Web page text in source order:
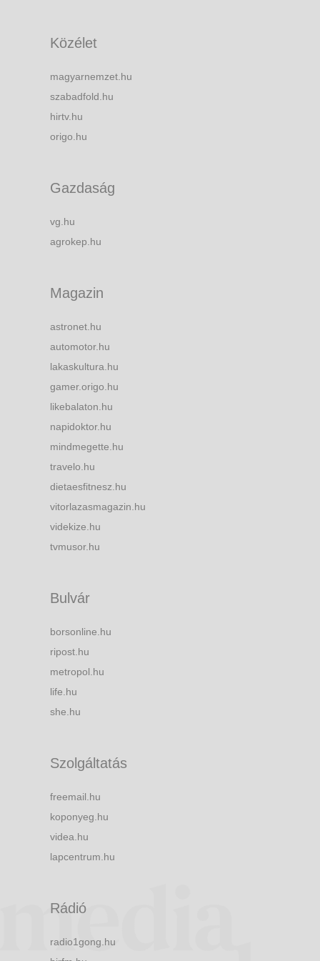
Közélet
magyarnemzet.hu
szabadfold.hu
hirtv.hu
origo.hu
Gazdaság
vg.hu
agrokep.hu
Magazin
astronet.hu
automotor.hu
lakaskultura.hu
gamer.origo.hu
likebalaton.hu
napidoktor.hu
mindmegette.hu
travelo.hu
dietaesfitnesz.hu
vitorlazasmagazin.hu
videkize.hu
tvmusor.hu
Bulvár
borsonline.hu
ripost.hu
metropol.hu
life.hu
she.hu
Szolgáltatás
freemail.hu
koponyeg.hu
videa.hu
lapcentrum.hu
Rádió
radio1gong.hu